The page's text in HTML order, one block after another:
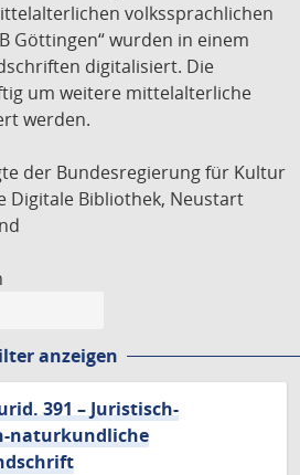
volkssprachlichen
Göttingen“ wurden in einem
digitalisiert. Die
um weitere mittelalterliche
werden.
der Bundesregierung für Kultur
Digitale Bibliothek, Neustart
anzeigen
391 – Juristisch-
naturkundliche